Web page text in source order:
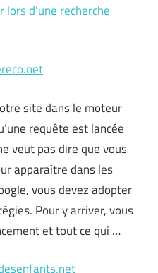
d’une recherche
site dans le moteur
requête est lancée
veut pas dire que vous
apparaître dans les
vous devez adopter
Pour y arriver, vous
et tout ce qui …